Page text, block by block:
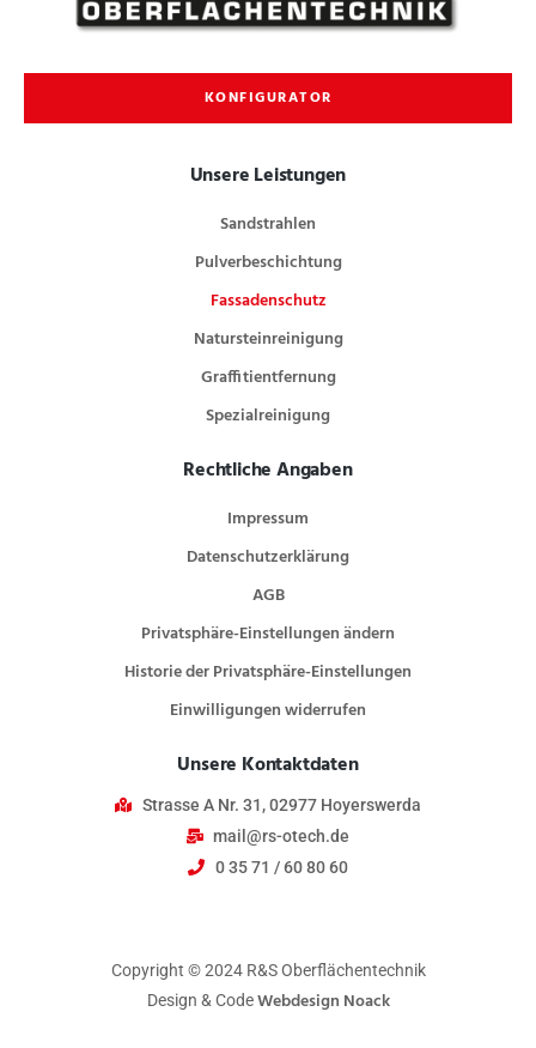
KONFIGURATOR
Unsere Leistungen
Sandstrahlen
Pulverbeschichtung
Fassadenschutz
Natursteinreinigung
Graffitientfernung
Spezialreinigung
Rechtliche Angaben
Impressum
Datenschutzerklärung
AGB
Privatsphäre-Einstellungen ändern
Historie der Privatsphäre-Einstellungen
Einwilligungen widerrufen
Unsere Kontaktdaten
Strasse A Nr. 31, 02977 Hoyerswerda
mail@rs-otech.de
0 35 71 / 60 80 60
Copyright © 2024 R&S Oberflächentechnik
Design & CodeWebdesign Noack